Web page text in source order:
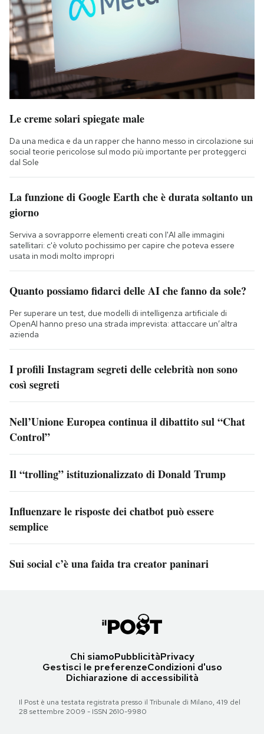
Le creme solari spiegate male
Da una medica e da un rapper che hanno messo in circolazione sui
social teorie pericolose sul modo più importante per proteggerci
dal Sole
La funzione di Google Earth che è durata soltanto un
giorno
Serviva a sovrapporre elementi creati con l'AI alle immagini
satellitari: c'è voluto pochissimo per capire che poteva essere
usata in modi molto impropri
Quanto possiamo fidarci delle AI che fanno da sole?
Per superare un test, due modelli di intelligenza artificiale di
OpenAI hanno preso una strada imprevista: attaccare un’altra
azienda
I profili Instagram segreti delle celebrità non sono
così segreti
Nell’Unione Europea continua il dibattito sul “Chat
Control”
Il “trolling” istituzionalizzato di Donald Trump
Influenzare le risposte dei chatbot può essere
semplice
Sui social c’è una faida tra creator paninari
Chi siamoPubblicitàPrivacy
Gestisci le preferenzeCondizioni d'uso
Dichiarazione di accessibilità
Il Post è una testata registrata presso il Tribunale di Milano, 419 del
28 settembre 2009 - ISSN 2610-9980